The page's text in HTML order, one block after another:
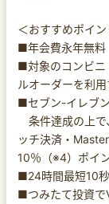
＜おすすめポイン
■年会費永年無料
■対象のコンビニ
ルオーダーを利
■セブン-イレブ
条件達成の上で
ッチ決済・
10％（※4）ポイ
■24時間最短10秒
■つみたて投資で